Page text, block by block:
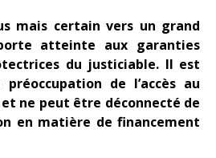
mais certain vers un grand
atteinte aux garanties
du justiciable. Il est
de l’accès au
ne peut être déconnecté de
en matière de financement